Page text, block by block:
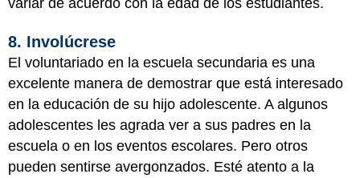
variar de acuerdo con la edad de los estudiantes.
8. Involúcrese
El voluntariado en la escuela secundaria es una
excelente manera de demostrar que está interesado
en la educación de su hijo adolescente. A algunos
adolescentes les agrada ver a sus padres en la
escuela o en los eventos escolares. Pero otros
pueden sentirse avergonzados. Esté atento a la